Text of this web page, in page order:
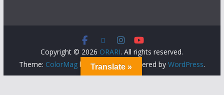
Copyright © 2026 ORARI. All rights reserved.
Theme: ColorMagby ThemeGrill. Powered by WordPress.
Translate »